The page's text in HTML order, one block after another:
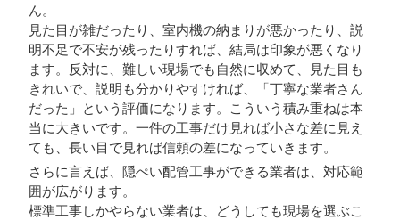
ん。
見た目が雑だったり、室内機の納まりが悪かったり、説
明不足で不安が残ったりすれば、結局は印象が悪くなり
ます。反対に、難しい現場でも自然に収めて、見た目も
きれいで、説明も分かりやすければ、「丁寧な業者さん
だった」という評価になります。こういう積み重ねは本
当に大きいです。一件の工事だけ見れば小さな差に見え
ても、長い目で見れば信頼の差になっていきます。
さらに言えば、隠ぺい配管工事ができる業者は、対応範
囲が広がります。
標準工事しかやらない業者は、どうしても現場を選ぶこ